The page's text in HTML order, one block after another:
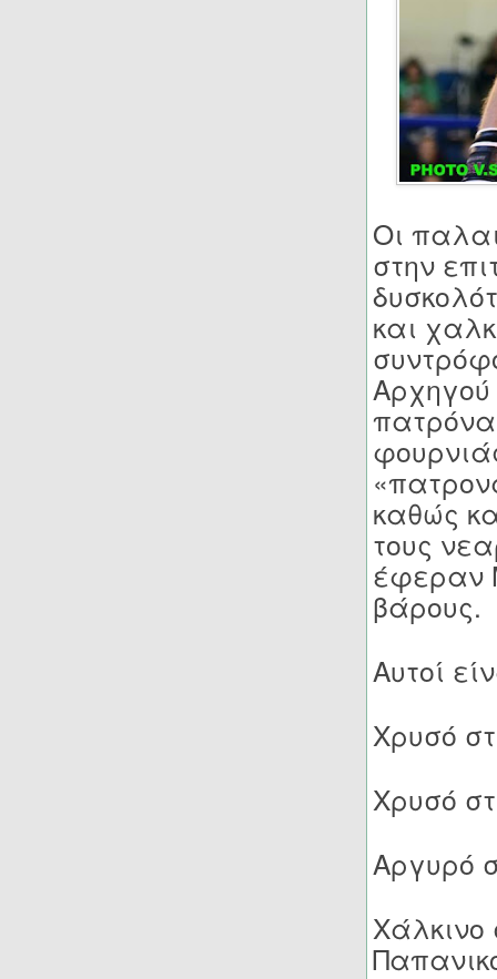
Οι
στην
και
καθώς
τους
έφεραν
βάρους.
Αυτοί
Χρυσό
Χρυσό
Αργυρό
Χάλκινο